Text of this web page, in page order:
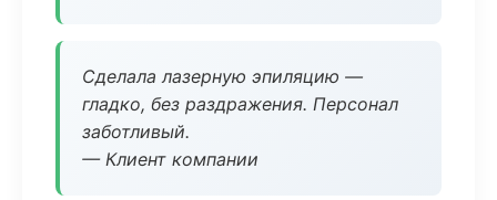
Сделала лазерную эпиляцию —
гладко, без раздражения. Персонал
заботливый.
— Клиент компании